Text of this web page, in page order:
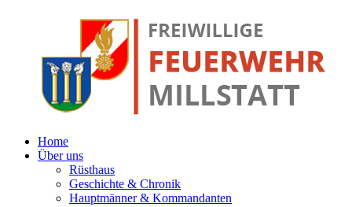
Home
Über uns
Rüsthaus
Geschichte & Chronik
Hauptmänner & Kommandanten